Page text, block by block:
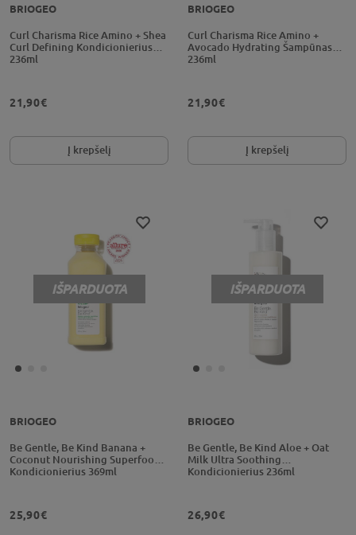
BRIOGEO
Curl Charisma Rice Amino + Shea
Curl Defining Kondicionierius
236ml
21,90€
Į krepšelį
BRIOGEO
Curl Charisma Rice Amino +
Avocado Hydrating Šampūnas
236ml
21,90€
Į krepšelį
IŠPARDUOTA
BRIOGEO
Be Gentle, Be Kind Banana +
Coconut Nourishing Superfood
Kondicionierius 369ml
25,90€
IŠPARDUOTA
BRIOGEO
Be Gentle, Be Kind Aloe + Oat
Milk Ultra Soothing
Kondicionierius 236ml
26,90€